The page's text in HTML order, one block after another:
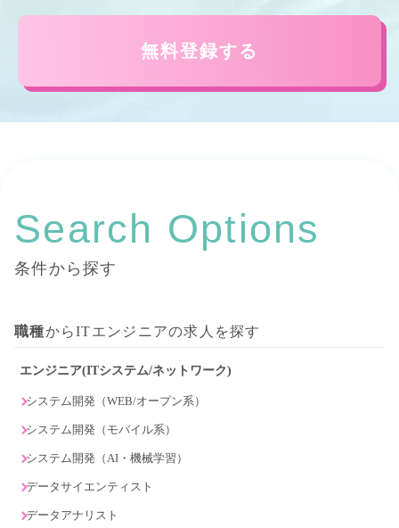
無料登録する
Search Options
条件から探す
職種からITエンジニアの求人を探す
エンジニア(ITシステム/ネットワーク)
システム開発（WEB/オープン系）
システム開発（モバイル系）
システム開発（AI・機械学習）
データサイエンティスト
データアナリスト